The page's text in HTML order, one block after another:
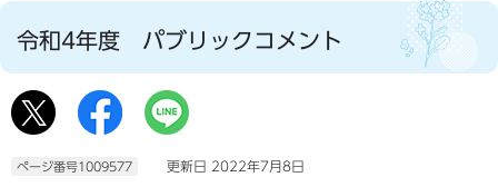
令和4年度 パブリックコメント
ページ番号1009577 更新日 2022年7月8日